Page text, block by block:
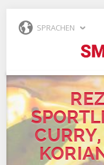
SPRACHEN